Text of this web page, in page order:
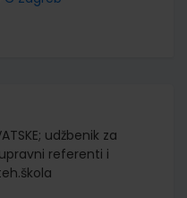
udžbenik za
referenti i